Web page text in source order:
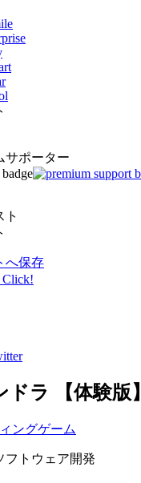
サポーター
へ保存
ラ 【体験版】
ングゲーム